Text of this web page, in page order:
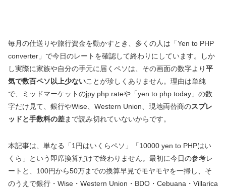
毎月の仕送りや旅行資金を動かすとき、多くの人は「Yen to PHP
converter」で今日のレートを確認して終わりにしています。しか
し実際に家族や自分の手元に届くペソは、その画面の数字より平
気で数百ペソ以上少ないことが珍しくありません。理由は単純
で、ミッドマーケットのjpy php rateや「yen to php today」の数
字だけ見て、銀行やWise、Western Union、現地両替商のスプレ
ッドと手数料の差まで読み切れていないからです。
本記事は、単なる「1円はいくらペソ」「10000 yen to PHPはい
くら」という即席換算だけで終わりません。最初に今日の参考レ
ートと、100円から50万までの換算早見でモヤモヤを一掃し、そ
のうえで銀行・Wise・Western Union・BDO・Cebuana・Villarica